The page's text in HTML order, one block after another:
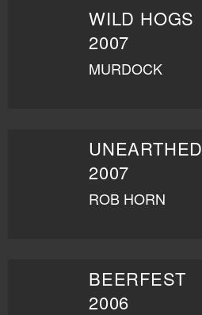
WILD HOGS
2007
MURDOCK
UNEARTHED
2007
ROB HORN
BEERFEST
2006